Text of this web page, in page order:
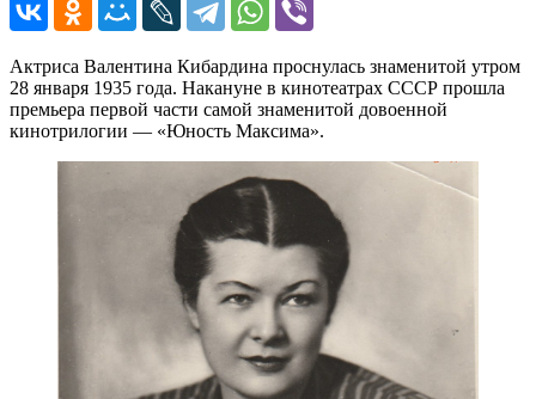
Актриса Валентина Кибардина проснулась знаменитой утром
28 января 1935 года. Накануне в кинотеатрах СССР прошла
премьера первой части самой знаменитой довоенной
кинотрилогии — «Юность Максима».